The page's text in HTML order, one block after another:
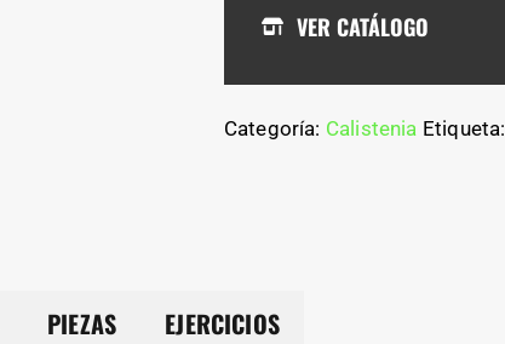
VER CATÁLOGO
Categoría: Calistenia Etiqueta:
PIEZAS EJERCICIOS